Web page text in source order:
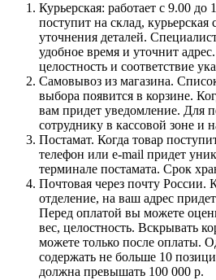
Курьерская: работает с 9.00 до
поступит на склад, курьерская
уточнения деталей.
удобное время и уточнит
целостность и соответствие
Самовывоз из магазина.
выбора появится в корзине.
вам придет уведомление. Для
сотруднику в кассовой зоне и
Постамат. Когда товар
телефон или e-mail придет
терминале постамата. Срок
Почтовая через почту России.
отделение, на ваш адрес
Перед оплатой вы можете
вес, целостность. Вскрывать
можете только после оплаты.
содержать не больше 10
должна превышать 100 000 р.